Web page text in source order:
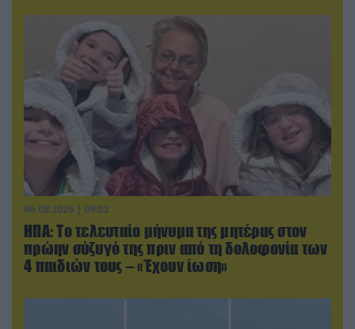
06.08.2026 | 09:02
ΗΠΑ: Το τελευταίο μήνυμα της μητέρας στον
πρώην σύζυγό της πριν από τη δολοφονία των
4 παιδιών τους – «Έχουν ίωση»